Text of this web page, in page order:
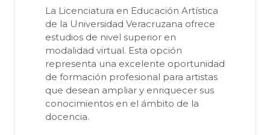
La Licenciatura en Educación Artística
de la Universidad Veracruzana ofrece
estudios de nivel superior en
modalidad virtual. Esta opción
representa una excelente oportunidad
de formación profesional para artistas
que desean ampliar y enriquecer sus
conocimientos en el ámbito de la
docencia.